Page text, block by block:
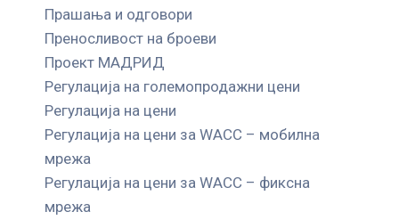
Прашања и одговори
Преносливост на броеви
Проект МАДРИД
Регулација на големопродажни цени
Регулација на цени
Регулација на цени за WACC – мобилна
мрежа
Регулација на цени за WACC – фиксна
мрежа